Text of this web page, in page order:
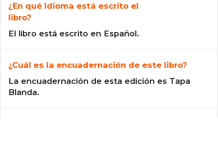
¿En qué Idioma está escrito el
libro?
El libro está escrito en Español.
¿Cuál es la encuadernación de este libro?
La encuadernación de esta edición es Tapa
Blanda.